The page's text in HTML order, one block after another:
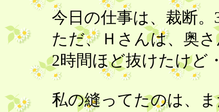
今日の仕事は、裁断
ただ、Ｈさんは、奥
2時間ほど抜けたけど
私の縫ってたのは、